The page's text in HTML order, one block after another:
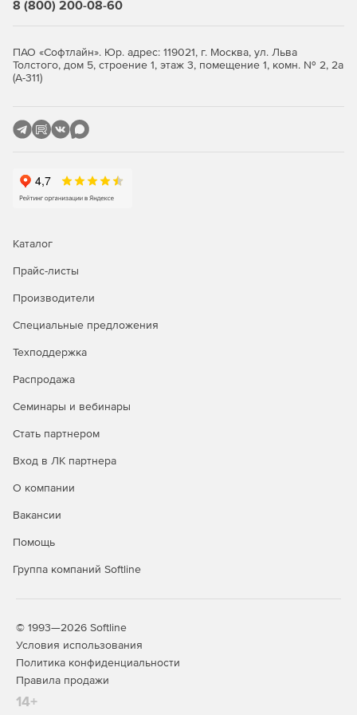
8 (800) 200-08-60
ПАО «Софтлайн». Юр. адрес: 119021, г. Москва, ул. Льва
Толстого, дом 5, строение 1, этаж 3, помещение 1, комн. № 2, 2а
(А-311)
Каталог
Прайс-листы
Производители
Специальные предложения
Техподдержка
Распродажа
Семинары и вебинары
Стать партнером
Вход в ЛК партнера
О компании
Вакансии
Помощь
Группа компаний Softline
© 1993—2026 Softline
Условия использования
Политика конфиденциальности
Правила продажи
14+